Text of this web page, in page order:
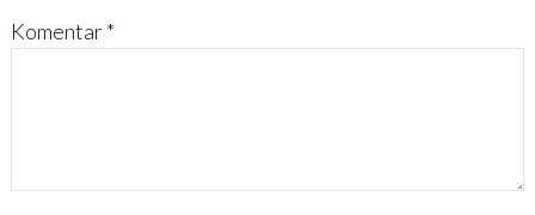
Komentar*